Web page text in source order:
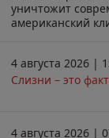
уничтожит
американский
4 августа 2026 |
Слизни – это
4 августа 2026 |